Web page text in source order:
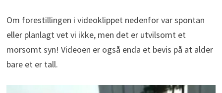
Om forestillingen i videoklippet nedenfor var spontan
eller planlagt vet vi ikke, men det er utvilsomt et
morsomt syn! Videoen er også enda et bevis på at alder
bare et er tall.